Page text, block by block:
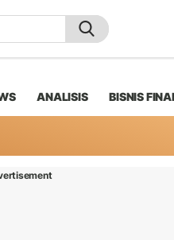
ANALISIS BISNIS